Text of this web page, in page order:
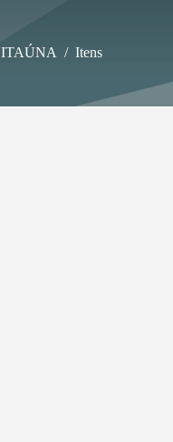
ITAÚNA / Itens